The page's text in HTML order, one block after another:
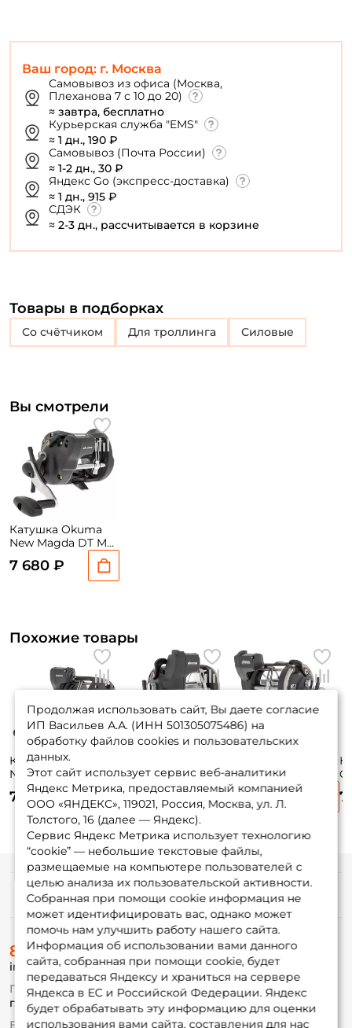
Ваш город: г. Москва
Самовывоз из офиса (Москва,
Плеханова 7 с 10 до 20)
≈ завтра, бесплатно
Курьерская служба "EMS"
≈ 1 дн., 190 ₽
Самовывоз (Почта России)
≈ 1-2 дн., 30 ₽
Яндекс Go (экспресс-доставка)
≈ 1 дн., 915 ₽
СДЭК
≈ 2-3 дн., рассчитывается в корзине
Товары в подборках
со счётчиком Для троллинга Силовые
Вы смотрели
Катушка Okuma
New Magda DT MA-
7 680 ₽
Похожие товары
Катушка Okuma
New Magda DT MA-
20DT
7 700 ₽
New Classic Pro
XPD 20Da
9 250 ₽
New Classic Pro
XPD 20DLXa
9 250 ₽ 7
Продолжая использовать сайт, Вы даете согласие
ИП Васильев А.А. (ИНН 501305075486) на
обработку файлов cookies и пользовательских
данных.
Этот сайт использует сервис веб-аналитики
Яндекс Метрика, предоставляемый компанией
ООО «ЯНДЕКС», 119021, Россия, Москва, ул. Л.
Толстого, 16 (далее — Яндекс).
Сервис Яндекс Метрика использует технологию
“cookie” — небольшие текстовые файлы,
размещаемые на компьютере пользователей с
целью анализа их пользовательской активности.
Собранная при помощи cookie информация не
может идентифицировать вас, однако может
помочь нам улучшить работу нашего сайта.
Информация об использовании вами данного
сайта, собранная при помощи cookie, будет
передаваться Яндексу и храниться на сервере
Яндекса в ЕС и Российской Федерации. Яндекс
будет обрабатывать эту информацию для оценки
использования вами сайта, составления для нас
Информация
О магазине
Доставка
Оплата
Fox-bonus
Гуру
8 (495) 532-77-88
info@foxfishing.ru
По вопросам с заказом
г. Москва, ул. Плеханова д.7
Ежедневно 10:00 до 20:00